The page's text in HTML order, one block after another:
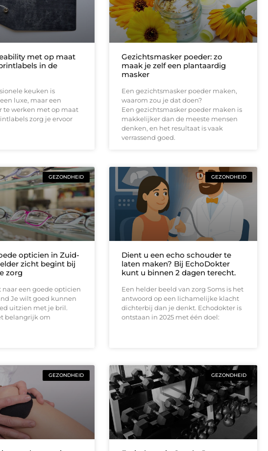
met op maat
in de
keuken is
luxe, maar een
te werken met op maat
zorg je ervoor
Gezichtsmasker poeder: zo
maak je zelf een plantaardig
masker
Een gezichtsmasker poeder maken,
waarom zou je dat doen?
Een gezichtsmasker poeder maken is
makkelijker dan de meeste mensen
denken, en het resultaat is vaak
verrassend goed.
GEZONDHEID
opticien in Zuid-
zicht begint bij
zorg
naar een goede opticien
Je wilt goed kunnen
uitzien met je bril.
belangrijk om
GEZONDHEID
Dient u een echo schouder te
laten maken? Bij EchoDokter
kunt u binnen 2 dagen terecht.
Een helder beeld van zorg Soms is het
antwoord op een lichamelijke klacht
dichterbij dan je denkt. Echodokter is
ontstaan in 2025 met één doel:
GEZONDHEID GEZONDHEID